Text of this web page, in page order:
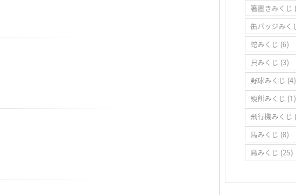
箸置きみくじ
缶バッジみく
蛇みくじ (6)
貝みくじ (3)
野球みくじ (4)
鏡餅みくじ (1)
飛行機みくじ
馬みくじ (8)
鳥みくじ (25)